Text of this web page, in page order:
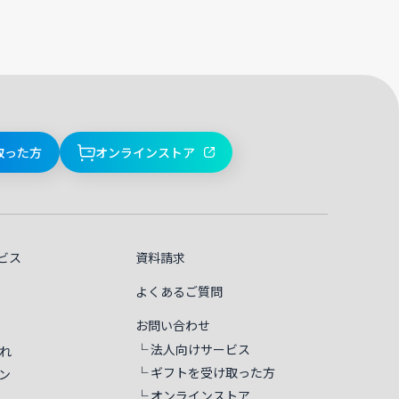
った方 オンラインストア
ス
資料請求
よくあるご質問
お問い合わせ
└ 法人向けサービス
└ ギフトを受け取った方
└ オンラインストア